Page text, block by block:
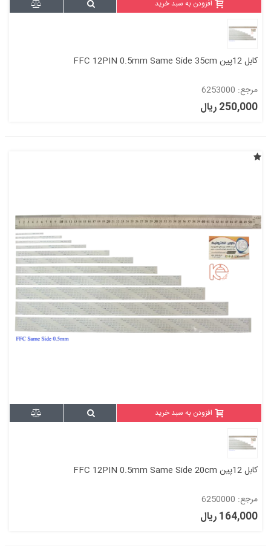
افزودن به سبد خرید
کابل 12پین FFC 12PIN 0.5mm Same Side 35cm
مرجع: 6253000
250,000 ریال
افزودن به سبد خرید
کابل 12پین FFC 12PIN 0.5mm Same Side 20cm
مرجع: 6250000
164,000 ریال